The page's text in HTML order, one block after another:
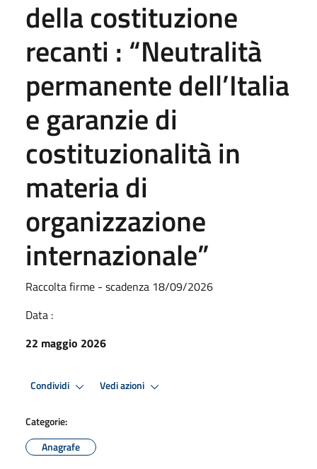
della costituzione
recanti : “Neutralità
permanente dell’Italia
e garanzie di
costituzionalità in
materia di
organizzazione
internazionale”
Raccolta firme - scadenza 18/09/2026
Data :
22 maggio 2026
Condividi Vedi azioni
Categorie:
Anagrafe